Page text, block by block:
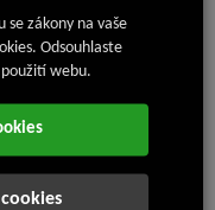
se zákony na vaše
Odsouhlaste
webu.